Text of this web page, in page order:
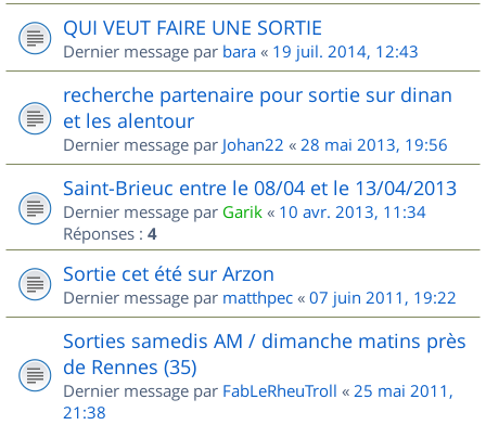
QUI VEUT FAIRE UNE SORTIE
Dernier message par bara « 19 juil. 2014, 12:43
recherche partenaire pour sortie sur dinan
et les alentour
Dernier message par Johan22 « 28 mai 2013, 19:56
Saint-Brieuc entre le 08/04 et le 13/04/2013
Dernier message par Garik « 10 avr. 2013, 11:34
Réponses : 4
Sortie cet été sur Arzon
Dernier message par matthpec « 07 juin 2011, 19:22
Sorties samedis AM / dimanche matins près
de Rennes (35)
Dernier message par FabLeRheuTroll « 25 mai 2011,
21:38